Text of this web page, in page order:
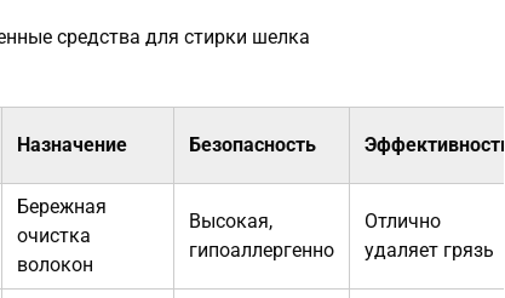
средства для стирки шелка
Назначение Безопасность Эффективность
Бережная
очистка
волокон
Высокая,
гипоаллергенно
Отлично
удаляет грязь